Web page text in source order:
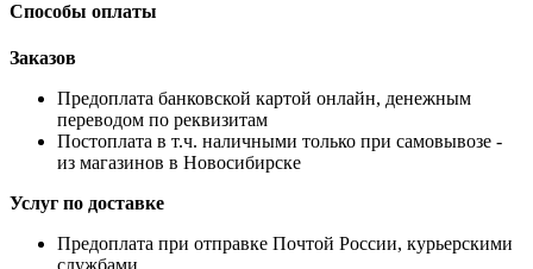
Способы оплаты
Заказов
Предоплата банковской картой онлайн, денежным
переводом по реквизитам
Постоплата в т.ч. наличными только при самовывозе -
из магазинов в Новосибирске
Услуг по доставке
Предоплата при отправке Почтой России, курьерскими